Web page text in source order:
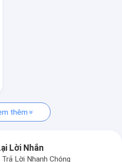
loại
loại
thêm
Lời Nhắn
Lời Nhanh Chóng